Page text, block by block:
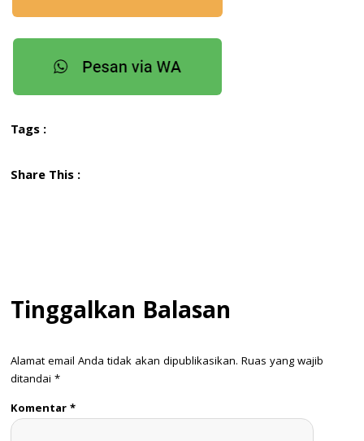
Tags :
Share This :
Tinggalkan Balasan
Alamat email Anda tidak akan dipublikasikan. Ruas yang wajib
ditandai *
Komentar*